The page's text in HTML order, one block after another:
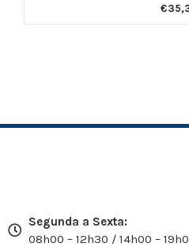
€
Segunda a Sexta:
08h00 – 12h30 / 14h00 –